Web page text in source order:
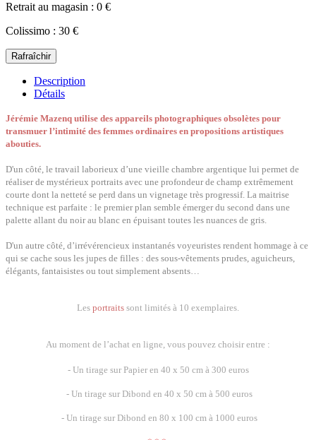
Retrait au magasin : 0 €
Colissimo : 30 €
Description
Détails
Jérémie Mazenq utilise des appareils photographiques obsolètes pour
transmuer l’intimité des femmes ordinaires en propositions artistiques
abouties.
D'un côté, le travail laborieux d’une vieille chambre argentique lui permet de
réaliser de mystérieux portraits avec une profondeur de champ extrêmement
courte dont la netteté se perd dans un vignetage très progressif. La maitrise
technique est parfaite : le premier plan semble émerger du second dans une
palette allant du noir au blanc en épuisant toutes les nuances de gris.
D'un autre côté, d’irrévérencieux instantanés voyeuristes rendent hommage à ce
qui se cache sous les jupes de filles : des sous-vêtements prudes, aguicheurs,
élégants, fantaisistes ou tout simplement absents…
Les portraits sont limités à 10 exemplaires.
Au moment de l’achat en ligne, vous pouvez choisir entre :
- Un tirage sur Papier en 40 x 50 cm à 300 euros
- Un tirage sur Dibond en 40 x 50 cm à 500 euros
- Un tirage sur Dibond en 80 x 100 cm à 1000 euros